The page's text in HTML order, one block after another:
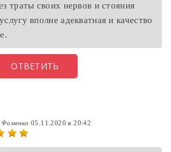
траты своих нервов и стояния
вполне адекватная и качество
ОТВЕТИТЬ
05.11.2020 в 20:42